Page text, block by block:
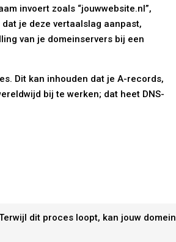
invoert zoals “jouwwebsite.nl”,
je deze vertaalslag aanpast,
van je domeinservers bij een
Dit kan inhouden dat je A-records,
bij te werken; dat heet DNS-
dit proces loopt, kan jouw domein